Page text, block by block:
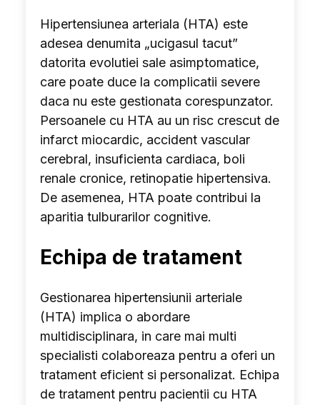
Hipertensiunea arteriala (HTA) este
adesea denumita „ucigasul tacut”
datorita evolutiei sale asimptomatice,
care poate duce la complicatii severe
daca nu este gestionata corespunzator.
Persoanele cu HTA au un risc crescut de
infarct miocardic, accident vascular
cerebral, insuficienta cardiaca, boli
renale cronice, retinopatie hipertensiva.
De asemenea, HTA poate contribui la
aparitia tulburarilor cognitive.
Echipa de tratament
Gestionarea hipertensiunii arteriale
(HTA) implica o abordare
multidisciplinara, in care mai multi
specialisti colaboreaza pentru a oferi un
tratament eficient si personalizat. Echipa
de tratament pentru pacientii cu HTA